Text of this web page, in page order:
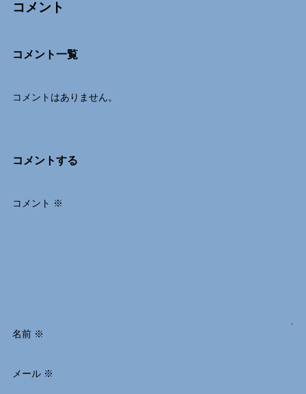
コメント
コメント一覧
コメントはありません。
コメントする
コメント ※
名前 ※
メール ※